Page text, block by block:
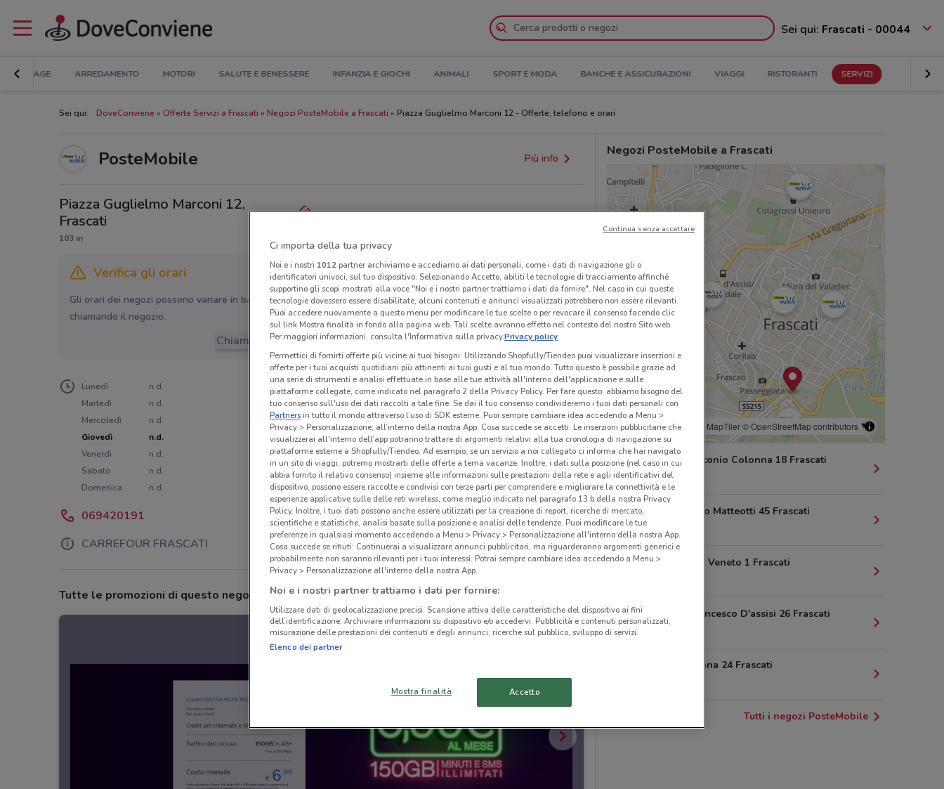
Sei qui: Frascati - 00044
BRICOLAGE ARREDAMENTO MOTORI SALUTE E BENESSERE INFANZIA E GIOCHI ANIMALI SPORT E MODA BANCHE E ASSICURAZIONI VIAGGI RISTORANTI SERVIZI
Sei qui: DoveConviene Offerte Servizi a Frascati Negozi PosteMobile a Frascati Piazza Guglielmo Marconi 12 - Offerte, telefono e orari
PosteMobile Più info
Piazza Guglielmo Marconi 12,
Frascati
103 m
Verifica gli orari
Gli orari dei negozi possono variare in base agli ultimi provvedimenti regionali o nazionali. Verifica l’accuratezza
chiamando il negozio.
Chiama il negozio
Lunedì
n.d.
Martedì
n.d.
Mercoledì
n.d.
Giovedì
n.d.
Venerdì
n.d.
Sabato
n.d.
Domenica
n.d.
069420191
CARREFOUR FRASCATI
Tutte le promozioni di questo negozio
Negozi PosteMobile a Frascati
© MapTiler© OpenStreetMap contributors
Via Marcantonio Colonna 18 Frascati
332 m
Via Giacomo Matteotti 45 Frascati
363 m
Via Vittorio Veneto 1 Frascati
Via San Francesco D'assisi 26 Frascati
Via Sciadonna 24 Frascati
Tutti i negozi PosteMobile
Ci importa della tua privacy
Noi e i nostri 1012partner archiviamo e accediamo ai dati personali, come i dati di navigazione gli o
identificatori univoci, sul tuo dispositivo. Selezionando Accetto, abiliti le tecnologie di tracciamento affinché
supportino gli scopi mostrati alla voce "Noi e i nostri partner trattiamo i dati da fornire". Nel caso in cui queste
tecnologie dovessero essere disabilitate, alcuni contenuti e annunci visualizzati potrebbero non essere rilevanti.
Puoi accedere nuovamente a questo menu per modificare le tue scelte o per revocare il consenso facendo clic
sul link Mostra finalità in fondo alla pagina web. Tali scelte avranno effetto nel contesto del nostro Sito web.
Per maggiori informazioni, consulta l'Informativa sulla privacy.Privacy policy
Permettici di fornirti offerte più vicine ai tuoi bisogni: Utilizzando Shopfully/Tiendeo puoi visualizzare inserzioni e
offerte per i tuoi acquisti quotidiani più attinenti ai tuoi gusti e al tuo mondo. Tutto questo è possibile grazie ad
una serie di strumenti e analisi effettuate in base alle tue attività all'interno dell'applicazione e sulle
piattaforme collegate, come indicato nel paragrafo 2 della Privacy Policy. Per fare questo, abbiamo bisogno del
tuo consenso sull'uso dei dati raccolti a tale fine. Se dai il tuo consenso condivideremo i tuoi dati personali con
Partnersin tutto il mondo attraverso l’uso di SDK esterne. Puoi sempre cambiare idea accedendo a Menu >
Privacy > Personalizzazione, all’interno della nostra App. Cosa succede se accetti: Le inserzioni pubblicitarie che
visualizzerai all'interno dell’app potranno trattare di argomenti relativi alla tua cronologia di navigazione su
piattaforme esterne a Shopfully/Tiendeo. Ad esempio, se un servizio a noi collegato ci informa che hai navigato
in un sito di viaggi, potremo mostrarti delle offerte a tema vacanze. Inoltre, i dati sulla posizione (nel caso in cui
abbia fornito il relativo consenso) insieme alle informazioni sulle prestazioni della rete e agli identificativi del
dispositivo, possono essere raccolte e condivisi con terze parti per comprendere e migliorare la connettività e le
esperienze applicative sulle delle reti wireless, come meglio indicato nel paragrafo 13.b della nostra Privacy
Policy. Inoltre, i tuoi dati possono anche essere utilizzati per la creazione di report, ricerche di mercato,
scientifiche e statistiche, analisi basate sulla posizione e analisi delle tendenze. Puoi modificare le tue
preferenze in qualsiasi momento accedendo a Menu > Privacy > Personalizzazione all'interno della nostra App.
Cosa succede se rifiuti: Continuerai a visualizzare annunci pubblicitari, ma riguarderanno argomenti generici e
probabilmente non saranno rilevanti per i tuoi interessi. Potrai sempre cambiare idea accedendo a Menu >
Privacy > Personalizzazione all'interno della nostra App.
Noi e i nostri partner trattiamo i dati per fornire:
Utilizzare dati di geolocalizzazione precisi. Scansione attiva delle caratteristiche del dispositivo ai fini
dell’identificazione. Archiviare informazioni su dispositivo e/o accedervi. Pubblicità e contenuti personalizzati,
misurazione delle prestazioni dei contenuti e degli annunci, ricerche sul pubblico, sviluppo di servizi.
Elenco dei partner
Mostra finalità Accetto
Continua senza accettare